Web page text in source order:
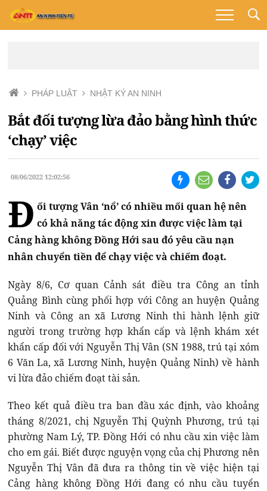
PHÁP LUẬT NHẬT KÝ AN NINH
Bắt đối tượng lừa đảo bằng hình thức
‘chạy’ việc
08/06/2022 12:02:56
Đ ối tượng Vân ‘nổ’ có nhiều mối quan hệ nên
có khả năng tác động xin được việc làm tại
Cảng hàng không Đồng Hới sau đó yêu cầu nạn
nhân chuyển tiền để chạy việc và chiếm đoạt.
Ngày 8/6, Cơ quan Cảnh sát điều tra Công an tỉnh
Quảng Bình cùng phối hợp với Công an huyện Quảng
Ninh và Công an xã Lương Ninh thi hành lệnh giữ
người trong trường hợp khẩn cấp và lệnh khám xét
khẩn cấp đối với Nguyễn Thị Vân (SN 1988, trú tại xóm
6 Văn La, xã Lương Ninh, huyện Quảng Ninh) về hành
vi lừa đảo chiếm đoạt tài sản.
Theo kết quả điều tra ban đầu xác định, vào khoảng
tháng 8/2021, chị Nguyễn Thị Quỳnh Phương, trú tại
phường Nam Lý, TP. Đồng Hới có nhu cầu xin việc làm
cho em gái. Biết được nguyện vọng của chị Phương nên
Nguyễn Thị Vân đã đưa ra thông tin về việc hiện tại
Cảng hàng không Đồng Hới đang có nhu cầu tuyển